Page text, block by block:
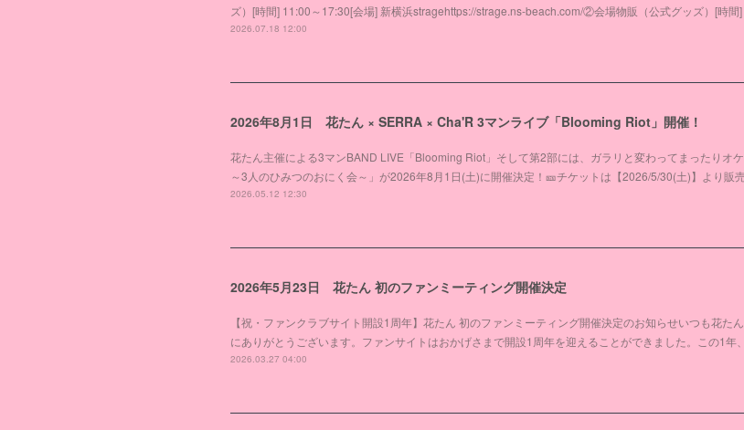
ズ）[時間] 11:00～17:30[会場] 新横浜stragehttps://strage.ns-beach.com/②会場物販（公式グッズ）[時間
2026.07.18 12:00
2026年8月1日 花たん × SERRA × Cha'R 3マンライブ「Blooming Riot」開催！
花たん主催による3マンBAND LIVE「Blooming Riot」そして第2部には、ガラリと変わってまったりオ
～3人のひみつのおにく会～」が2026年8月1日(土)に開催決定！🎫チケットは【2026/5/30(土)】より販
2026.05.12 12:30
2026年5月23日 花たん 初のファンミーティング開催決定
【祝・ファンクラブサイト開設1周年】花たん 初のファンミーティング開催決定のお知らせいつも花た
にありがとうございます。ファンサイトはおかげさまで開設1周年を迎えることができました。この1年
2026.03.27 04:00